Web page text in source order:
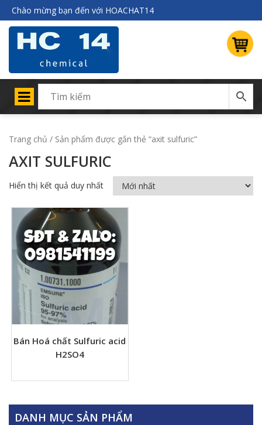
Chào mừng bạn đến với HOACHAT14
Trang chủ / Sản phẩm được gắn thẻ “axit sulfuric”
AXIT SULFURIC
Hiển thị kết quả duy nhất
Bán Hoá chất Sulfuric acid
H2SO4
DANH MỤC SẢN PHẨM